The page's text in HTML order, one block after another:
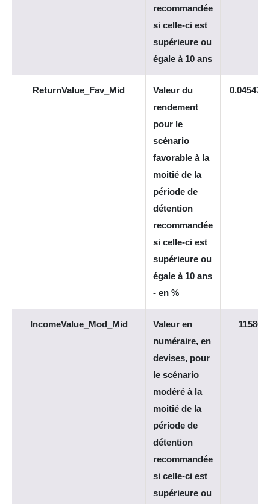
recommandée
si celle-ci est
supérieure ou
égale à 10 ans
ReturnValue_Fav_Mid
Valeur du
rendement
pour le
scénario
favorable à la
moitié de la
période de
détention
recommandée
si celle-ci est
supérieure ou
égale à 10 ans
- en %
0.0454722
IncomeValue_Mod_Mid
Valeur en
numéraire, en
devises, pour
le scénario
modéré à la
moitié de la
période de
détention
recommandée
si celle-ci est
supérieure ou
11580